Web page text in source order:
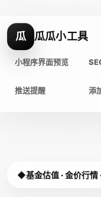
瓜 瓜瓜小工具
小程序界面预览
推送提醒 添
基金估值 · 金价行情